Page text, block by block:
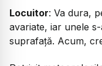
Locuitor: Va dura,
avariate, iar unele
suprafață. Acum,